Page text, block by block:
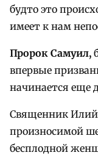
будто это
имеет к нам
Пророк Самуил,
впервые
начинается еще
Священник Илий
произносимой
бесплодной